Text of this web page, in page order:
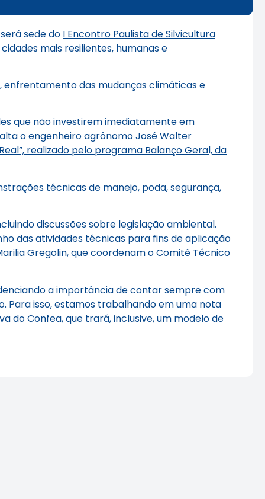
sede do I Encontro Paulista de Silvicultura
mais resilientes, humanas e
enfrentamento das mudanças climáticas e
que não investirem imediatamente em
o engenheiro agrônomo José Walter
realizado pelo programa Balanço Geral, da
técnicas de manejo, poda, segurança,
discussões sobre legislação ambiental.
das atividades técnicas para fins de aplicação
Gregolin, que coordenam oComitê Técnico
a importância de contar sempre com
Para isso, estamos trabalhando em uma nota
do Confea, que trará, inclusive, um modelo de